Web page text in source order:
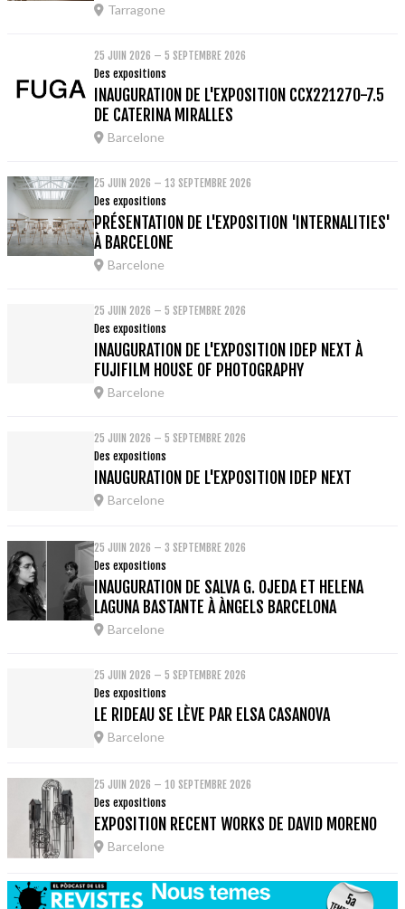
Tarragone
25 JUIN 2026 – 5 SEPTEMBRE 2026
Des expositions
INAUGURATION DE L'EXPOSITION CCX221270-7.5
DE CATERINA MIRALLES
Barcelone
25 JUIN 2026 – 13 SEPTEMBRE 2026
Des expositions
PRÉSENTATION DE L'EXPOSITION 'INTERNALITIES'
À BARCELONE
Barcelone
25 JUIN 2026 – 5 SEPTEMBRE 2026
Des expositions
INAUGURATION DE L'EXPOSITION IDEP NEXT À
FUJIFILM HOUSE OF PHOTOGRAPHY
Barcelone
25 JUIN 2026 – 5 SEPTEMBRE 2026
Des expositions
INAUGURATION DE L'EXPOSITION IDEP NEXT
Barcelone
25 JUIN 2026 – 3 SEPTEMBRE 2026
Des expositions
INAUGURATION DE SALVA G. OJEDA ET HELENA
LAGUNA BASTANTE À ÀNGELS BARCELONA
Barcelone
25 JUIN 2026 – 5 SEPTEMBRE 2026
Des expositions
LE RIDEAU SE LÈVE PAR ELSA CASANOVA
Barcelone
25 JUIN 2026 – 10 SEPTEMBRE 2026
Des expositions
EXPOSITION RECENT WORKS DE DAVID MORENO
Barcelone